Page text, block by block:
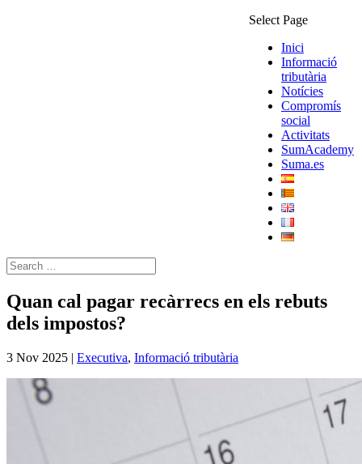
Select Page
Inici
Informació
tributària
Notícies
Compromís
social
Activitats
SumAcademy
Suma.es
Quan cal pagar recàrrecs en els rebuts
dels impostos?
3 Nov 2025 | Executiva, Informació tributària